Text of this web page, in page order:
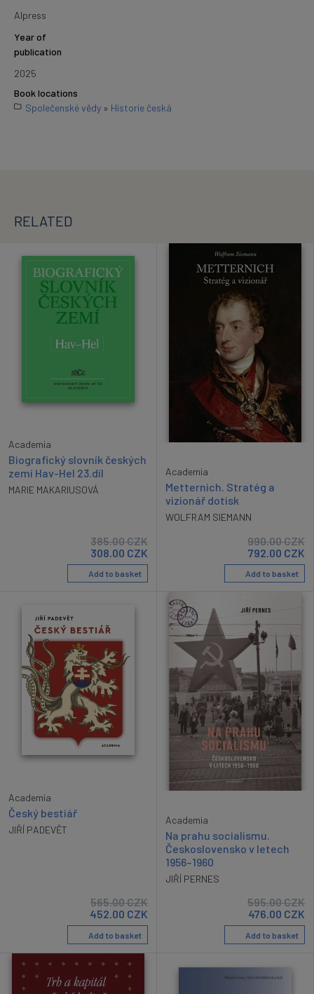
Alpress
Year of
publication
2025
Book locations
Společenské vědy » Historie česká
RELATED
Academia
Biografický slovník českých
zemí Hav-Hel 23.díl
MARIE MAKARIUSOVÁ
385.00CZK
308.00 CZK
Add to basket
Academia
Metternich. Stratég a
vizionář dotisk
WOLFRAM SIEMANN
990.00CZK
792.00 CZK
Add to basket
Academia
Český bestiář
JIŘÍ PADEVĚT
565.00CZK
452.00 CZK
Add to basket
Academia
Na prahu socialismu.
Československo v letech
1956–1960
JIŘÍ PERNES
595.00CZK
476.00 CZK
Add to basket